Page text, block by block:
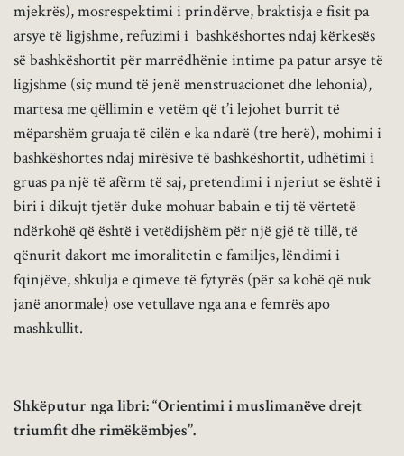
mjekrës), mosrespektimi i prindërve, braktisja e fisit pa
arsye të ligjshme, refuzimi i bashkëshortes ndaj kërkesës
së bashkëshortit për marrëdhënie intime pa patur arsye të
ligjshme (siç mund të jenë menstruacionet dhe lehonia),
martesa me qëllimin e vetëm që t’i lejohet burrit të
mëparshëm gruaja të cilën e ka ndarë (tre herë), mohimi i
bashkëshortes ndaj mirësive të bashkëshortit, udhëtimi i
gruas pa një të afërm të saj, pretendimi i njeriut se është i
biri i dikujt tjetër duke mohuar babain e tij të vërtetë
ndërkohë që është i vetëdijshëm për një gjë të tillë, të
qënurit dakort me imoralitetin e familjes, lëndimi i
fqinjëve, shkulja e qimeve të fytyrës (për sa kohë që nuk
janë anormale) ose vetullave nga ana e femrës apo
mashkullit.
Shkëputur nga libri: “Orientimi i muslimanëve drejt
triumfit dhe rimëkëmbjes’’.